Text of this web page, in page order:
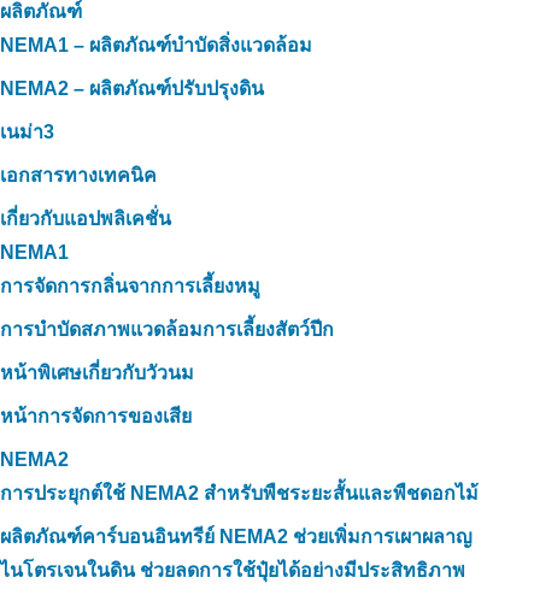
ผลิตภัณฑ์
NEMA1 – ผลิตภัณฑ์บำบัดสิ่งแวดล้อม
NEMA2 – ผลิตภัณฑ์ปรับปรุงดิน
เนม่า3
เอกสารทางเทคนิค
เกี่ยวกับแอปพลิเคชั่น
NEMA1
การจัดการกลิ่นจากการเลี้ยงหมู
การบำบัดสภาพแวดล้อมการเลี้ยงสัตว์ปีก
หน้าพิเศษเกี่ยวกับวัวนม
หน้าการจัดการของเสีย
NEMA2
การประยุกต์ใช้ NEMA2 สำหรับพืชระยะสั้นและพืชดอกไม้
ผลิตภัณฑ์คาร์บอนอินทรีย์ NEMA2 ช่วยเพิ่มการเผาผลาญ
ไนโตรเจนในดิน ช่วยลดการใช้ปุ๋ยได้อย่างมีประสิทธิภาพ